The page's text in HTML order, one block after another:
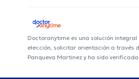
Doctoranytime es una solución
elección, solicitar orientación a través
Panqueva Martinez y ha sido